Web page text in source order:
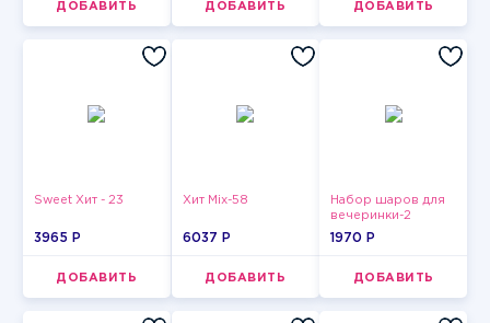
ДОБАВИТЬ ДОБАВИТЬ ДОБАВИТЬ
Sweet Хит - 23
3965 P
ДОБАВИТЬ
Хит Mix-58
6037 P
ДОБАВИТЬ
Набор шаров для
вечеринки-2
1970 P
ДОБАВИТЬ